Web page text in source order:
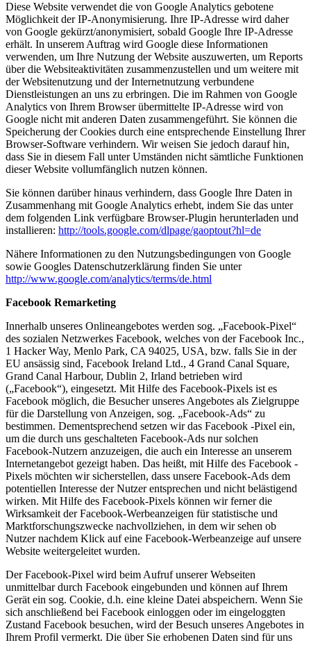
Diese Website verwendet die von Google Analytics gebotene
Möglichkeit der IP-Anonymisierung. Ihre IP-Adresse wird daher
von Google gekürzt/anonymisiert, sobald Google Ihre IP-Adresse
erhält. In unserem Auftrag wird Google diese Informationen
verwenden, um Ihre Nutzung der Website auszuwerten, um Reports
über die Websiteaktivitäten zusammenzustellen und um weitere mit
der Websitenutzung und der Internetnutzung verbundene
Dienstleistungen an uns zu erbringen. Die im Rahmen von Google
Analytics von Ihrem Browser übermittelte IP-Adresse wird von
Google nicht mit anderen Daten zusammengeführt. Sie können die
Speicherung der Cookies durch eine entsprechende Einstellung Ihrer
Browser-Software verhindern. Wir weisen Sie jedoch darauf hin,
dass Sie in diesem Fall unter Umständen nicht sämtliche Funktionen
dieser Website vollumfänglich nutzen können.
Sie können darüber hinaus verhindern, dass Google Ihre Daten in
Zusammenhang mit Google Analytics erhebt, indem Sie das unter
dem folgenden Link verfügbare Browser-Plugin herunterladen und
installieren: http://tools.google.com/dlpage/gaoptout?hl=de
Nähere Informationen zu den Nutzungsbedingungen von Google
sowie Googles Datenschutzerklärung finden Sie unter
http://www.google.com/analytics/terms/de.html
Facebook Remarketing
Innerhalb unseres Onlineangebotes werden sog. „Facebook-Pixel“
des sozialen Netzwerkes Facebook, welches von der Facebook Inc.,
1 Hacker Way, Menlo Park, CA 94025, USA, bzw. falls Sie in der
EU ansässig sind, Facebook Ireland Ltd., 4 Grand Canal Square,
Grand Canal Harbour, Dublin 2, Irland betrieben wird
(„Facebook“), eingesetzt. Mit Hilfe des Facebook-Pixels ist es
Facebook möglich, die Besucher unseres Angebotes als Zielgruppe
für die Darstellung von Anzeigen, sog. „Facebook-Ads“ zu
bestimmen. Dementsprechend setzen wir das Facebook -Pixel ein,
um die durch uns geschalteten Facebook-Ads nur solchen
Facebook-Nutzern anzuzeigen, die auch ein Interesse an unserem
Internetangebot gezeigt haben. Das heißt, mit Hilfe des Facebook -
Pixels möchten wir sicherstellen, dass unsere Facebook-Ads dem
potentiellen Interesse der Nutzer entsprechen und nicht belästigend
wirken. Mit Hilfe des Facebook-Pixels können wir ferner die
Wirksamkeit der Facebook-Werbeanzeigen für statistische und
Marktforschungszwecke nachvollziehen, in dem wir sehen ob
Nutzer nachdem Klick auf eine Facebook-Werbeanzeige auf unsere
Website weitergeleitet wurden.
Der Facebook-Pixel wird beim Aufruf unserer Webseiten
unmittelbar durch Facebook eingebunden und können auf Ihrem
Gerät ein sog. Cookie, d.h. eine kleine Datei abspeichern. Wenn Sie
sich anschließend bei Facebook einloggen oder im eingeloggten
Zustand Facebook besuchen, wird der Besuch unseres Angebotes in
Ihrem Profil vermerkt. Die über Sie erhobenen Daten sind für uns